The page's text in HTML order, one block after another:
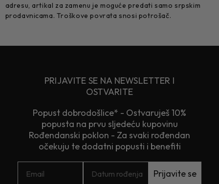
adresu, artikal za zamenu je moguće predati samo srpskim
prodavnicama. Troškove povrata snosi potrošač.
PRIJAVITE SE NA NEWSLETTER I
OSTVARITE
Popust dobrodošlice* - Ostvaruješ 10%
popusta na prvu sljedeću kupovinu
Rođendanski poklon - Za svaki rođendan
očekuju te dodatni popusti i benefiti
Prijavite se